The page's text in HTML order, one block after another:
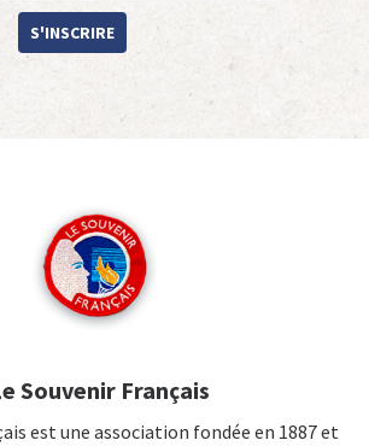
S'INSCRIRE
Souvenir Français
est une association fondée en 1887 et